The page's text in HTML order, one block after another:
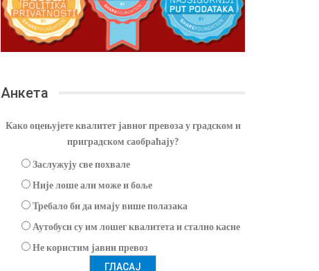
Анкета
Како оцењујете квалитет јавног превоза у градском и
приградском саобраћају?
Заслужују све похвале
Није лоше али може и боље
Требало би да имају више полазака
Аутобуси су им лошег квалитета и стално касне
Не користим јавни превоз